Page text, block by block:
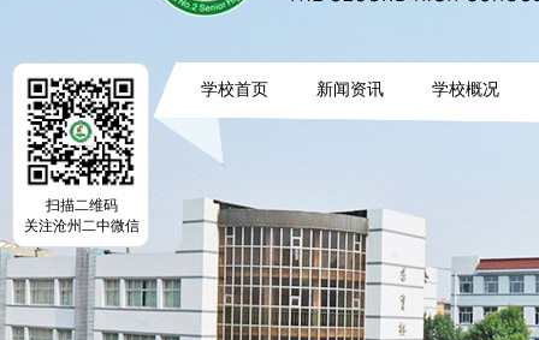
学校首页 新闻资讯 学校概况
扫描二维码
关注沧州二中微信